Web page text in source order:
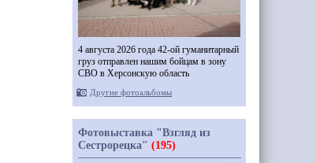
4 августа 2026 года 42-ой гуманитарный
груз отправлен нашим бойцам в зону
СВО в Херсонскую область
Другие фотоальбомы
Фотовыставка "Взгляд из
Сестрорецка" (195)